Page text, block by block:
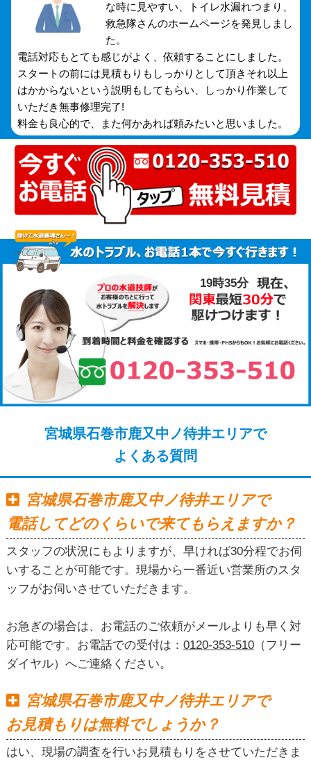
な時に見やすい、トイレ水漏れつまり、
救急隊さんのホームページを発見しまし
た。
電話対応もとても感じがよく、依頼することにしました。
スタートの前には見積もりもしっかりとして頂きそれ以上
はかからないという説明もしてもらい、しっかり作業して
いただき無事修理完了!
料金も良心的で、また何かあれば頼みたいと思いました。
19時35分
宮城県石巻市鹿又中ノ待井エリアで
よくある質問
宮城県石巻市鹿又中ノ待井エリアで
電話してどのくらいで来てもらえますか？
スタッフの状況にもよりますが、早ければ30分程でお伺
いすることが可能です。現場から一番近い営業所のスタ
ッフがお伺いさせていただきます。
お急ぎの場合は、お電話のご依頼がメールよりも早く対
応可能です。お電話での受付は： 0120-353-510（フリー
ダイヤル）へご連絡ください。
宮城県石巻市鹿又中ノ待井エリアで
お見積もりは無料でしょうか？
はい、現場の調査を行いお見積もりをさせていただきま